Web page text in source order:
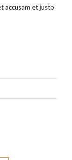
accusam et justo